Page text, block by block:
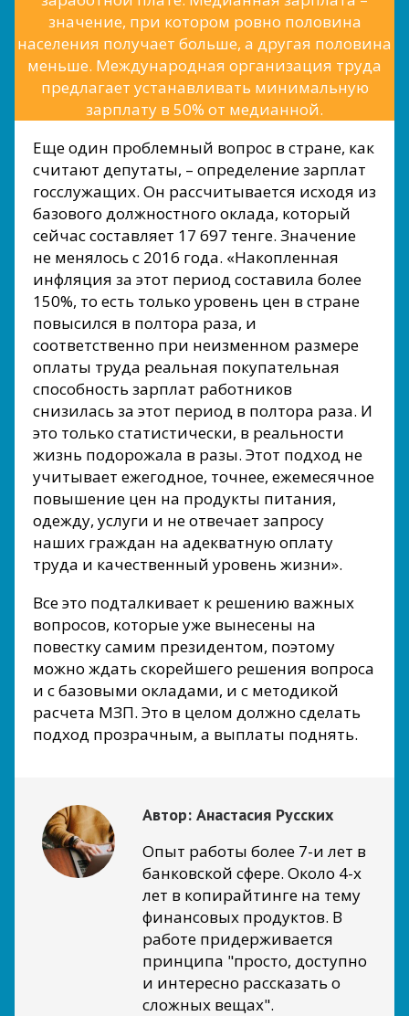
значение, при котором ровно половина
населения получает больше, а другая половина
меньше. Международная организация труда
предлагает устанавливать минимальную
зарплату в 50% от медианной.
Еще один проблемный вопрос в стране, как
считают депутаты, – определение зарплат
госслужащих. Он рассчитывается исходя из
базового должностного оклада, который
сейчас составляет 17 697 тенге. Значение
не менялось с 2016 года. «Накопленная
инфляция за этот период составила более
150%, то есть только уровень цен в стране
повысился в полтора раза, и
соответственно при неизменном размере
оплаты труда реальная покупательная
способность зарплат работников
снизилась за этот период в полтора раза. И
это только статистически, в реальности
жизнь подорожала в разы. Этот подход не
учитывает ежегодное, точнее, ежемесячное
повышение цен на продукты питания,
одежду, услуги и не отвечает запросу
наших граждан на адекватную оплату
труда и качественный уровень жизни».
Все это подталкивает к решению важных
вопросов, которые уже вынесены на
повестку самим президентом, поэтому
можно ждать скорейшего решения вопроса
и с базовыми окладами, и с методикой
расчета МЗП. Это в целом должно сделать
подход прозрачным, а выплаты поднять.
Автор: Анастасия Русских
Опыт работы более 7-и лет в
банковской сфере. Около 4-х
лет в копирайтинге на тему
финансовых продуктов. В
работе придерживается
принципа "просто, доступно
и интересно рассказать о
сложных вещах".